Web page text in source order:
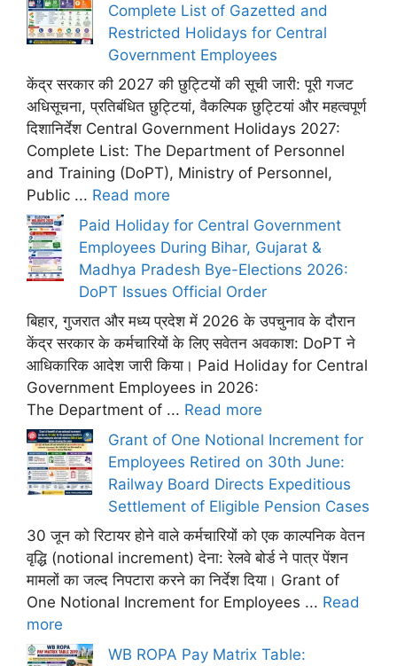
Complete List of Gazetted and
Restricted Holidays for Central
Government Employees
केंद्र सरकार की 2027 की छुट्टियों की सूची जारी: पूरी गजट
अधिसूचना, प्रतिबंधित छुट्टियां, वैकल्पिक छुट्टियां और महत्वपूर्ण
दिशानिर्देश Central Government Holidays 2027:
Complete List: The Department of Personnel
and Training (DoPT), Ministry of Personnel,
Public ... Read more
Paid Holiday for Central Government
Employees During Bihar, Gujarat &
Madhya Pradesh Bye-Elections 2026:
DoPT Issues Official Order
बिहार, गुजरात और मध्य प्रदेश में 2026 के उपचुनाव के दौरान
केंद्र सरकार के कर्मचारियों के लिए सवेतन अवकाश: DoPT ने
आधिकारिक आदेश जारी किया। Paid Holiday for Central
Government Employees in 2026:
The Department of ... Read more
Grant of One Notional Increment for
Employees Retired on 30th June:
Railway Board Directs Expeditious
Settlement of Eligible Pension Cases
30 जून को रिटायर होने वाले कर्मचारियों को एक काल्पनिक वेतन
वृद्धि (notional increment) देना: रेलवे बोर्ड ने पात्र पेंशन
मामलों का जल्द निपटारा करने का निर्देश दिया। Grant of
One Notional Increment for Employees ... Read
more
WB ROPA Pay Matrix Table: